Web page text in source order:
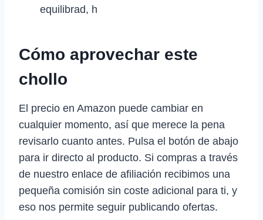
equilibrad, h
Cómo aprovechar este
chollo
El precio en Amazon puede cambiar en
cualquier momento, así que merece la pena
revisarlo cuanto antes. Pulsa el botón de abajo
para ir directo al producto. Si compras a través
de nuestro enlace de afiliación recibimos una
pequeña comisión sin coste adicional para ti, y
eso nos permite seguir publicando ofertas.